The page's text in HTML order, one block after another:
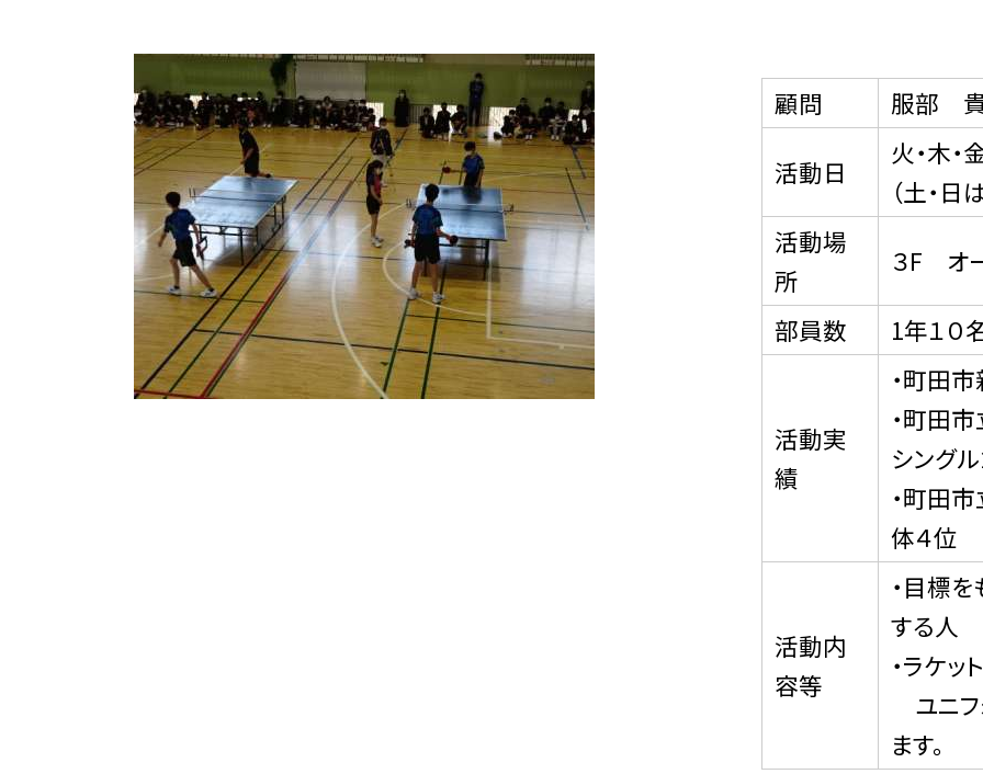
顧問 服部
活動日
火・木・
（土・
活動場
所
３F オ
部員数 1年１
活動実
績
・町田
・町田
シング
・町田
体４位
活動内
容等
・目標
する人
・ラケ
ユニ
ます。